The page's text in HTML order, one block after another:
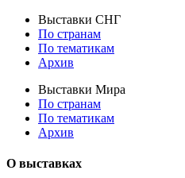
Выставки СНГ
По странам
По тематикам
Архив
Выставки Мира
По странам
По тематикам
Архив
О выставках